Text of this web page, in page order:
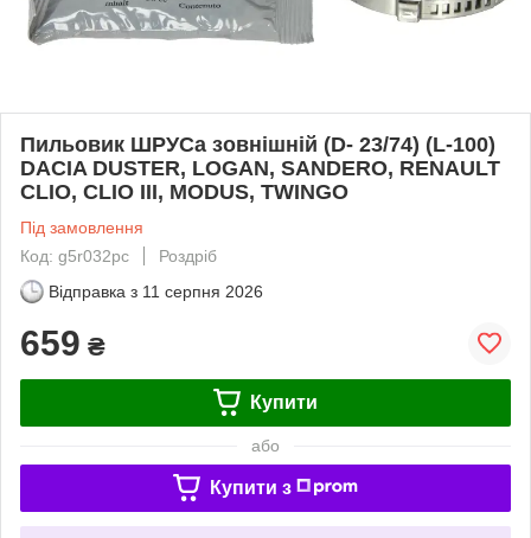
Пильовик ШРУСа зовнішній (D- 23/74) (L-100)
DACIA DUSTER, LOGAN, SANDERO, RENAULT
CLIO, CLIO III, MODUS, TWINGO
Під замовлення
Код: g5r032pc
Роздріб
Відправка з 11 серпня 2026
659 ₴
Купити
або
Купити з